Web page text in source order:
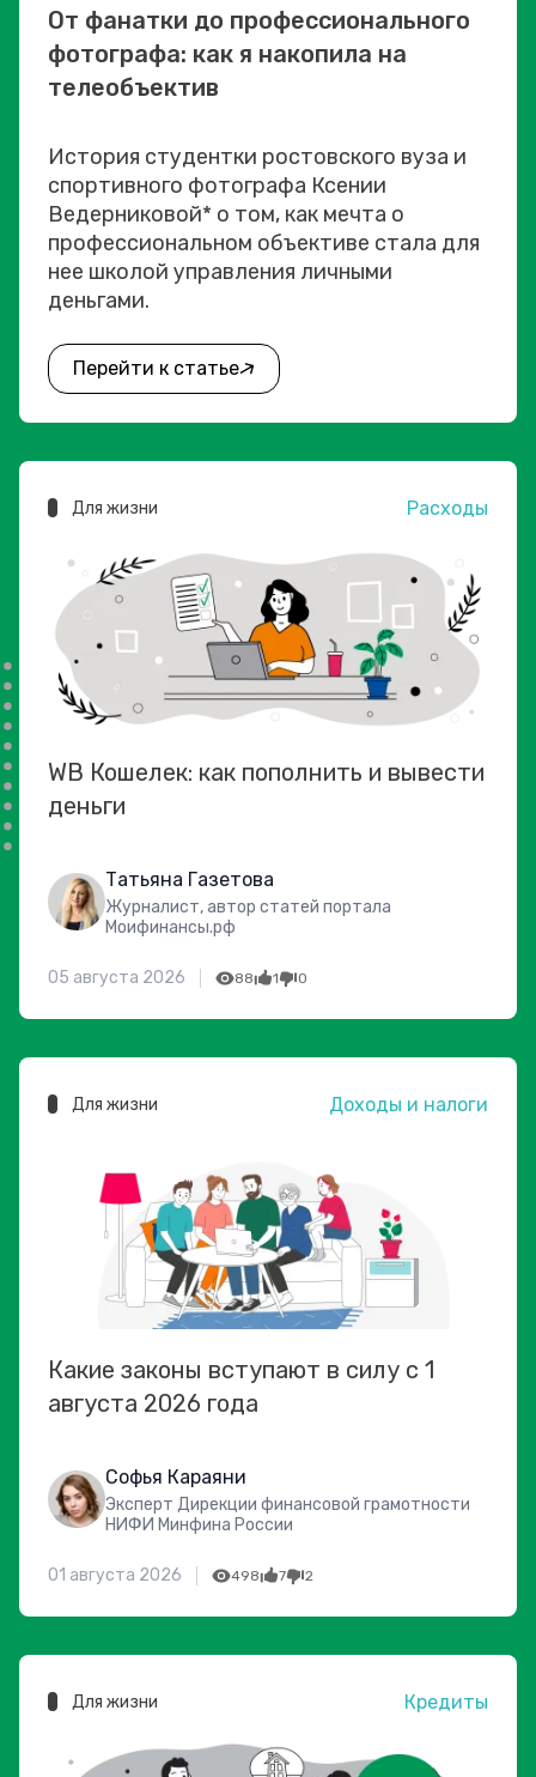
От фанатки до профессионального
фотографа: как я накопила на
телеобъектив
История студентки ростовского вуза и
спортивного фотографа Ксении
Ведерниковой* о том, как мечта о
профессиональном объективе стала для
нее школой управления личными
деньгами.
Перейти к статье
Для жизни Расходы
WB Кошелек: как пополнить и вывести
деньги
Татьяна Газетова
Журналист, автор статей портала
Моифинансы.рф
05 августа 2026 88 1 0
Для жизни Доходы и налоги
Какие законы вступают в силу с 1
августа 2026 года
Софья Караяни
Эксперт Дирекции финансовой грамотности
НИФИ Минфина России
01 августа 2026 498 7 2
Для жизни Кредиты